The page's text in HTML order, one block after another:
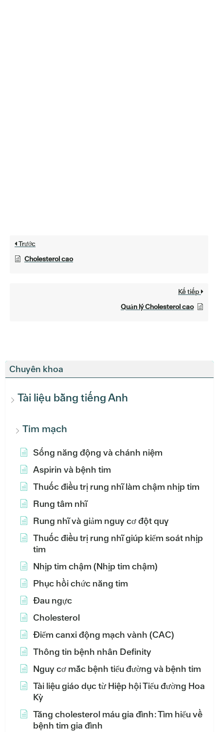
Chuyên khoa
Tài liệu bằng tiếng Anh
Tim mạch
Sống năng động và chánh niệm
Aspirin và bệnh tim
Thuốc điều trị rung nhĩ làm chậm nhịp tim
Rung tâm nhĩ
Rung nhĩ và giảm nguy cơ đột quỵ
Thuốc điều trị rung nhĩ giúp kiểm soát nhịp
tim
Nhịp tim chậm (Nhịp tim chậm)
Phục hồi chức năng tim
Đau ngực
Cholesterol
Điểm canxi động mạch vành (CAC)
Thông tin bệnh nhân Definity
Nguy cơ mắc bệnh tiểu đường và bệnh tim
Tài liệu giáo dục từ Hiệp hội Tiểu đường Hoa
Kỳ
Tăng cholesterol máu gia đình: Tìm hiểu về
bệnh tim gia đình
Trước
Cholesterol cao
Kế tiếp
Quản lý Cholesterol cao